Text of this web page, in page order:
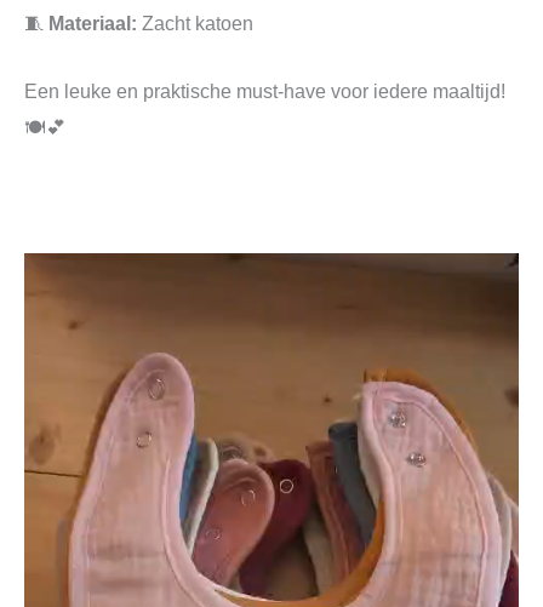
🧵 Materiaal: Zacht katoen
Een leuke en praktische must-have voor iedere maaltijd!
🍽️💕